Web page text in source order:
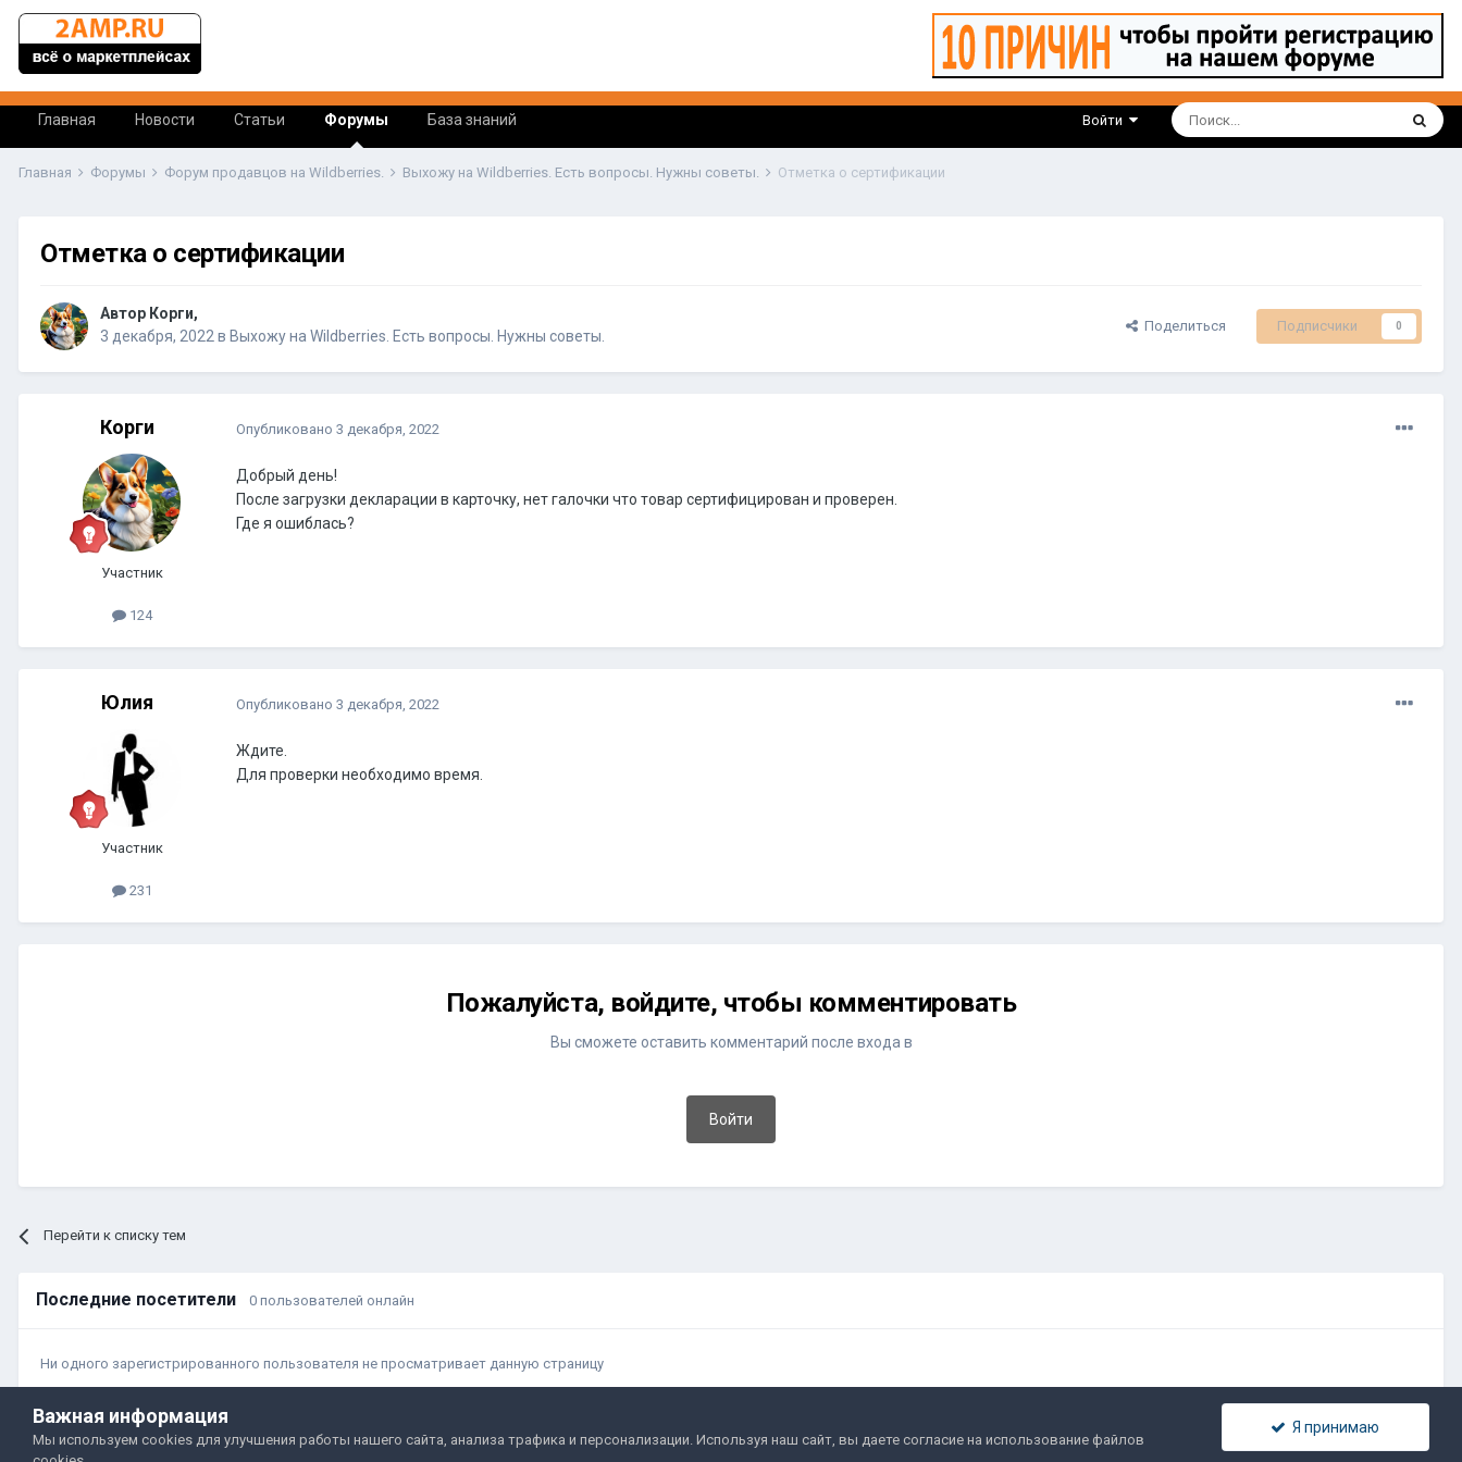
Главная Новости Статьи Форумы База знаний Войти
Главная Форумы Форум продавцов на Wildberries. Выхожу на Wildberries. Есть вопросы. Нужны советы. Отметка о сертификации
Отметка о сертификации
Автор Корги,
3 декабря, 2022в Выхожу на Wildberries. Есть вопросы. Нужны советы.
Поделиться Подписчики 0
Корги
Участник
124
Опубликовано 3 декабря, 2022
Добрый день!
После загрузки декларации в карточку, нет галочки что товар сертифицирован и проверен.
Где я ошиблась?
Юлия
Участник
231
Опубликовано 3 декабря, 2022
Ждите.
Для проверки необходимо время.
Пожалуйста, войдите, чтобы комментировать
Вы сможете оставить комментарий после входа в
Войти
Перейти к списку тем
Последние посетители 0 пользователей онлайн
Ни одного зарегистрированного пользователя не просматривает данную страницу
Важная информация
Мы используем cookies для улучшения работы нашего сайта, анализа трафика и персонализации. Используя наш сайт, вы даете согласие на использование файлов
Я принимаю